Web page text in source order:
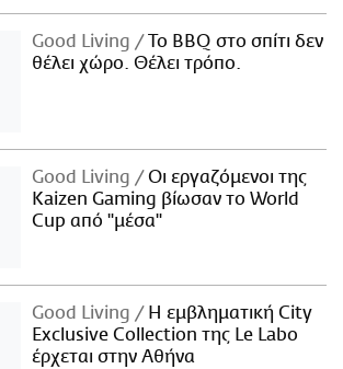
Good Living
Το BBQ στο σπίτι δεν
θέλει χώρο. Θέλει τρόπο.
Good Living
Οι εργαζόμενοι της
Kaizen Gaming βίωσαν το World
Cup από "μέσα"
Good Living
Η εμβληματική City
Exclusive Collection της Le Labo
έρχεται στην Αθήνα